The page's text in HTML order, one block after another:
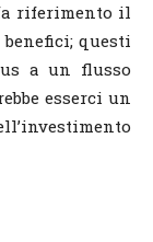
riferimento il
questi
a un flusso
esserci un